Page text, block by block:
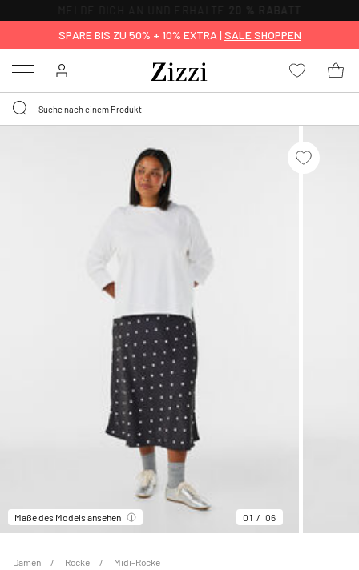
20 % RABATT
SPARE BIS ZU 50% + 10% EXTRA | SALE SHOPPEN
Menu
Maße des Models ansehen 01 06
Damen Röcke Midi-Röcke